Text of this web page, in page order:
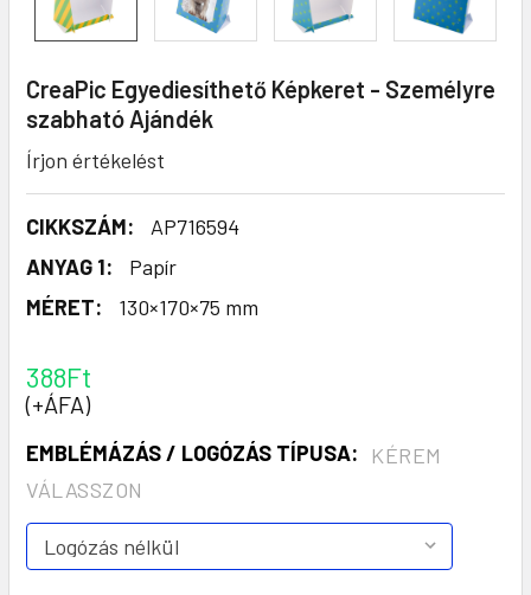
CreaPic Egyediesíthető Képkeret - Személyre
szabható Ajándék
Írjon értékelést
CIKKSZÁM:
AP716594
ANYAG 1:
Papír
MÉRET:
130×170×75 mm
388Ft
(+ÁFA)
EMBLÉMÁZÁS / LOGÓZÁS TÍPUSA:
KÉREM
VÁLASSZON